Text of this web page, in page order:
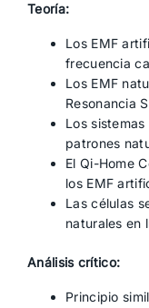
Teoría:
Los EMF
frecuencia
Los EMF
Resonancia
Los
patrones
El Qi-Home
los EMF
Las células
naturales en
Análisis crítico:
Principio